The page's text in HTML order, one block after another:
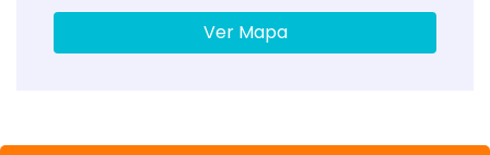
Ver Mapa